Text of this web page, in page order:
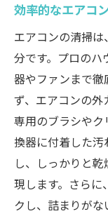
効率的なエアコ
エアコンの清掃
分です。プロの
器やファンまで徹
ず、エアコンの
専用のブラシやク
換器に付着した
し、しっかりと
現します。さらに
クし、詰まりが